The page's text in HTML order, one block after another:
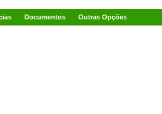
Documentos Outras Opções